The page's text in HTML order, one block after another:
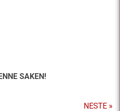
SAKEN!
NESTE »